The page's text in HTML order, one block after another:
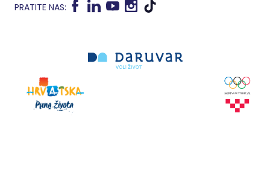
PRATITE NAS: